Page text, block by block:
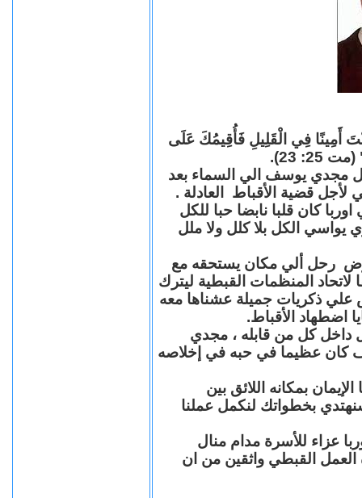
أَمِينًا فِي الْقَلِيلِ فَأُقِيمُكَ عَلَى
23).
مجدي يوسف الي السماء بعد
قضية الأقباط العادلة .
كان قلبا نابضا حبا للكل
يواسي الكل بلا كلل ولا ملل
رحل ألي مكان يستحقه مع
المنظمات القبطية ليترك
علي ذكريات جميلة عشناها معه
اضطهاد الأقباط.
داخل كل من قابله ، مجدي
عظيما في حبه في إخلاصه
بمكانه اللائق بين
بخطواتك لنكمل عملنا
عزاء للأسرة مدام منال
العمل القبطي واثقين من ان